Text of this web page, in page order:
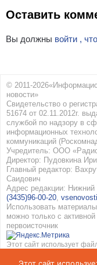
Оставить
Вы должны войти ,
© 2011-
новости»
Свидетельство о
51674 от 02.11.2012г.
службой по надзору в
информационных
коммуникаций
Учредитель: ООО
Директор: Пудовкина
Главный редактор:
Саидович
Адрес редакции: Нижний
(3435)96-00-20,
Использовать
можно только с
первоисточник
Этот сайт использует